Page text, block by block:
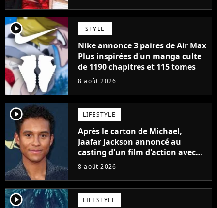
player2 STYLE
Nike annonce 3 paires de Air Max
Plus inspirées d'un manga culte
de 1190 chapitres et 115 tomes
8 août 2026
player2 LIFESTYLE
Après le carton de Michael,
Jaafar Jackson annoncé au
casting d'un film d'action avec
Will Smith
8 août 2026
player2 LIFESTYLE